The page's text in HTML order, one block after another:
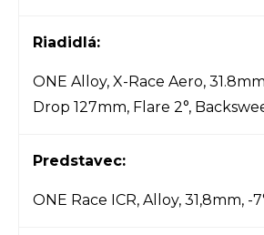
Riadidlá:
ONE Alloy, X-Race Aero,
Drop 127mm, Flare 2°,
Predstavec:
ONE Race ICR, Alloy, 31,8mm, -